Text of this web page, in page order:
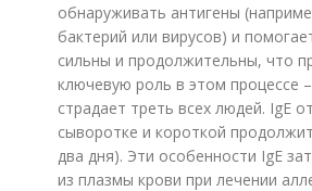
обнаруживать антигены
бактерий или вирусов) и
сильны и продолжительны, что
ключевую роль в этом процессе
страдает треть всех людей. IgE
сыворотке и короткой
два дня). Эти особенности IgE
из плазмы крови при лечении